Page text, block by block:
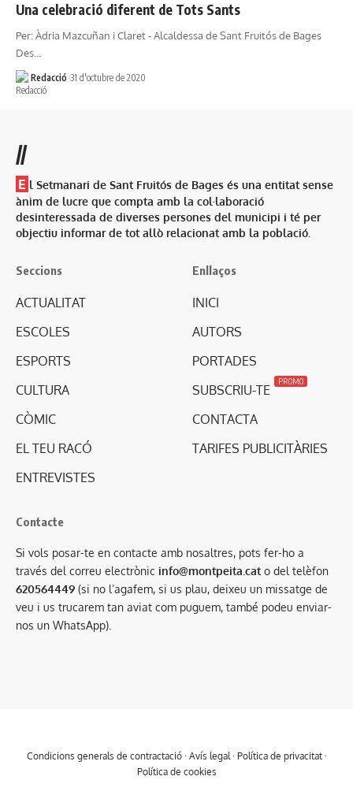
Una celebració diferent de Tots Sants
Per: Àdria Mazcuñan i Claret - Alcaldessa de Sant Fruitós de Bages
Des…
Redacció 31 d'octubre de 2020
//
E l Setmanari de Sant Fruitós de Bages és una entitat sense
ànim de lucre que compta amb la col·laboració
desinteressada de diverses persones del municipi i té per
objectiu informar de tot allò relacionat amb la població.
Seccions
ACTUALITAT
ESCOLES
ESPORTS
CULTURA
CÒMIC
EL TEU RACÓ
ENTREVISTES
Enllaços
INICI
AUTORS
PORTADES
SUBSCRIU-TE
PROMO
CONTACTA
TARIFES PUBLICITÀRIES
Contacte
Si vols posar-te en contacte amb nosaltres, pots fer-ho a
través del correu electrònic info@montpeita.cat o del telèfon
620564449 (si no l’agafem, si us plau, deixeu un missatge de
veu i us trucarem tan aviat com puguem, també podeu enviar-
nos un WhatsApp).
Condicions generals de contractació· Avís legal· Política de privacitat·
Política de cookies